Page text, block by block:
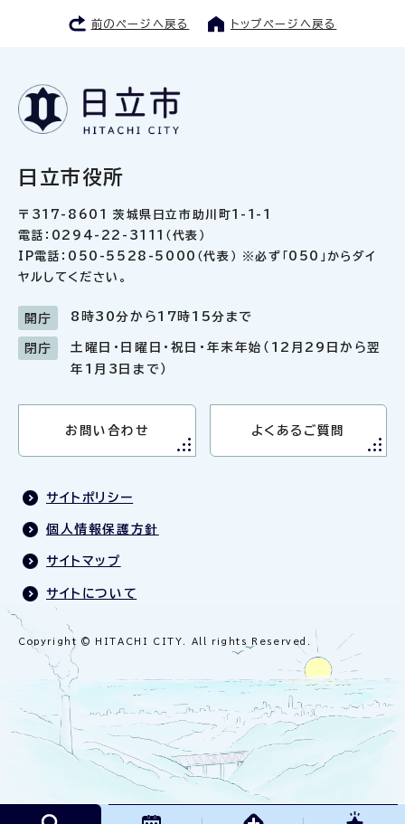
前のページへ戻る トップページへ戻る
日立市役所
〒317-8601 茨城県日立市助川町1-1-1
電話：0294-22-3111（代表）
IP電話：050-5528-5000（代表） ※必ず「050」からダイ
ヤルしてください。
開庁 8時30分から17時15分まで
閉庁
土曜日・日曜日・祝日・年末年始（12月29日から翌
年1月3日まで）
お問い合わせ よくあるご質問
サイトポリシー
個人情報保護方針
サイトマップ
サイトについて
Copyright © HITACHI CITY. All rights Reserved.